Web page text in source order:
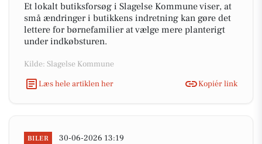
Et lokalt butiksforsøg i Slagelse Kommune viser, at
små ændringer i butikkens indretning kan gøre det
lettere for børnefamilier at vælge mere planterigt
under indkøbsturen.
Kilde: Slagelse Kommune
Læs hele artiklen her
Kopiér link
BILER 30-06-2026 13:19